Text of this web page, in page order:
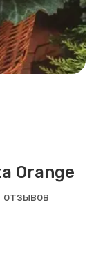
Orange
отзывов